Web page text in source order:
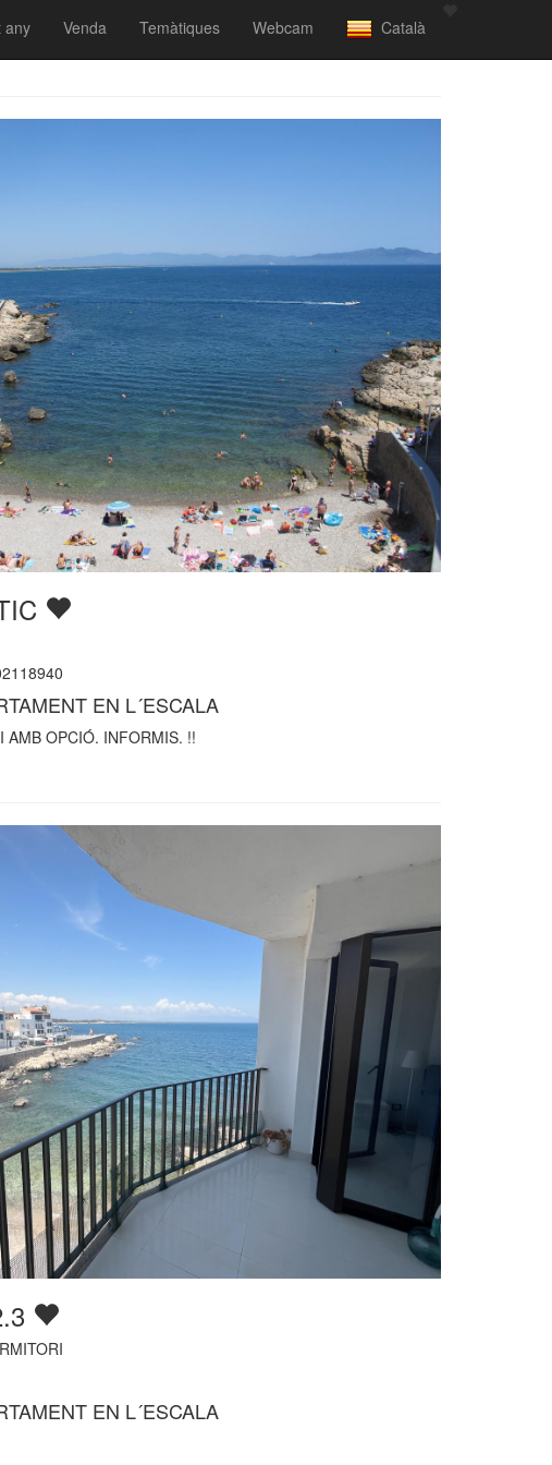
any Venda Temàtiques Webcam Català
EN L´ESCALA
AMB OPCIÓ. INFORMIS. !!
EN L´ESCALA